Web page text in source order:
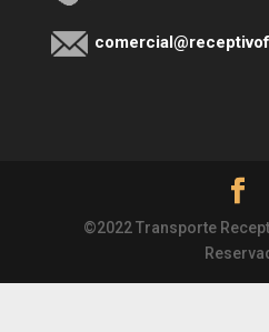
©2022 Transporte